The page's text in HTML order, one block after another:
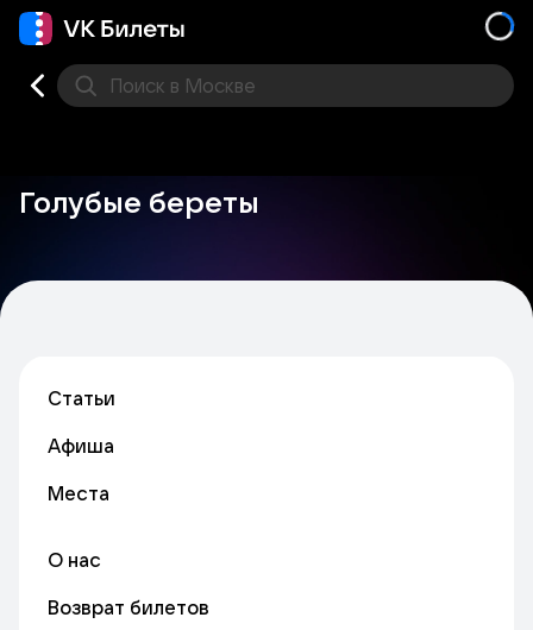
Поиск в Москве
Голубые береты
Статьи
Афиша
Места
О нас
Возврат билетов